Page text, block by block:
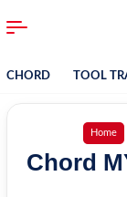
CHORD TOOL
Home
Chord